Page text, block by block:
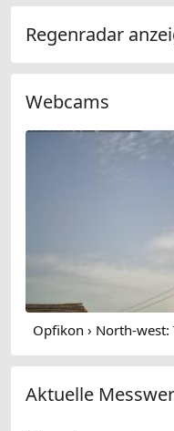
Regenradar
Webcams
Aktuelle